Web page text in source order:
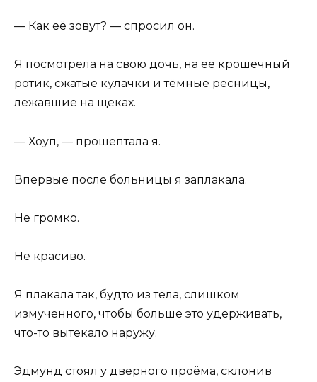
— Как её зовут? — спросил он.
Я посмотрела на свою дочь, на её крошечный
ротик, сжатые кулачки и тёмные ресницы,
лежавшие на щеках.
— Хоуп, — прошептала я.
Впервые после больницы я заплакала.
Не громко.
Не красиво.
Я плакала так, будто из тела, слишком
измученного, чтобы больше это удерживать,
что-то вытекало наружу.
Эдмунд стоял у дверного проёма, склонив